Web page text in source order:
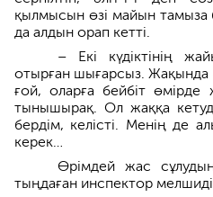
қылмысын өзі майын тамыза
да алдын орап кетті.
– Екі күдіктінің
отырған шығарсыз. Жақында
ғой, оларға бейбіт өмірде
тынышырақ. Ол жаққа
бердім, келісті. Менің де
керек…
Өрімдей жас
тыңдаған инспектор